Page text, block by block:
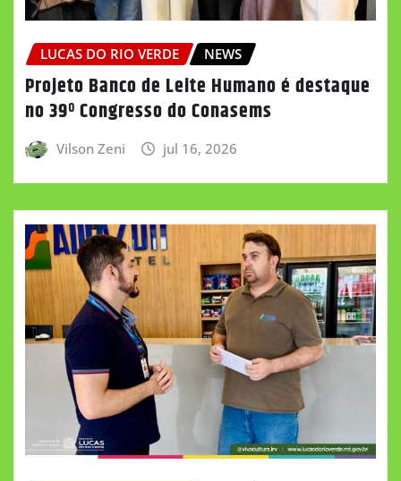
LUCAS DO RIO VERDE NEWS
Projeto Banco de Leite Humano é destaque
no 39º Congresso do Conasems
Vilson Zeni jul 16, 2026